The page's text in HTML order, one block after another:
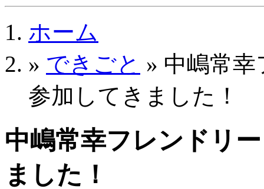
ホーム
» できごと » 中嶋常
参加してきました！
中嶋常幸フレンドリ
ました！